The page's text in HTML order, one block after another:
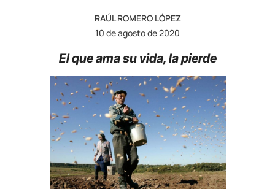
RAÚL ROMERO LÓPEZ
10 de agosto de 2020
El que ama su vida, la pierde